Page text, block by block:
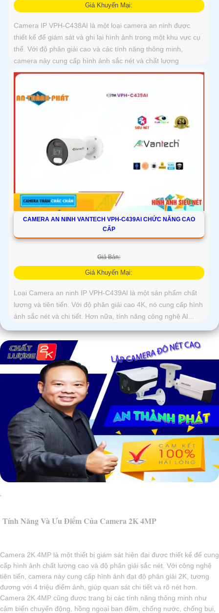
Giá Khuyến Mại:
Camera IP VPH-C438AI là một loại camera an ninh được
thiết kế để giám sát và ghi lại hình ảnh trong một khu vực cụ
thể. Với độ phân giải cao và các tính năng thông minh,
camera này cung cấp hình ảnh sắc nét và chất lượng
CAMERA AN NINH VANTECH VPH-C439AI CHỨC NĂNG CAO
CẤP
Giá Bán:
Giá Khuyến Mại:
Loại Camera an ninh IP VPH-C439AI là một sản phẩm chất
lượng và tiên tiến. Với độ phân giải cao 4K, nó cung cấp hình
ảnh sắc nét và chi tiết. Hơn nữa, tính năng công nghệ AI...
'
Tính Năng Và Ưu Điểm Của Camera 2K 4MP
Camera 2K 4MP là một thiết bị giám sát hiện đại được thiết kế để cung
cấp hình ảnh chất lượng cao và độ phân giải sắc nét. Với công nghệ
tiên tiến, camera này cung cấp hình ảnh đạt độ phân giải 2K, tương
đương với 4 triệu điểm ảnh, giúp quan sát chi tiết và rõ nét hơn.
Camera 2K 4MP cũng được trang bị các tính năng thông minh như
cảm biến chuyển động, hồng ngoại ban đêm, chống nước, chống bụi,